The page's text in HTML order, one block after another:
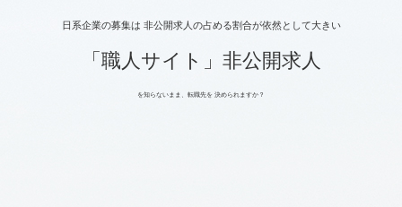
日系企業の募集は 非公開求人の占める割合が依然として大きい
「職人サイト」非公開求人
を知らないまま、転職先を 決められますか？